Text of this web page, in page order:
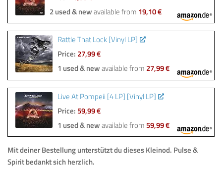
2 used & newavailable from 19,10 €
Rattle That Lock [Vinyl LP]
Price: 27,99 €
1 used & newavailable from 27,99 €
Live At Pompeii [4 LP] [Vinyl LP]
Price: 59,99 €
1 used & newavailable from 59,99 €
Mit deiner Bestellungunterstützt du dieses Kleinod. Pulse &
Spirit bedankt sich herzlich.